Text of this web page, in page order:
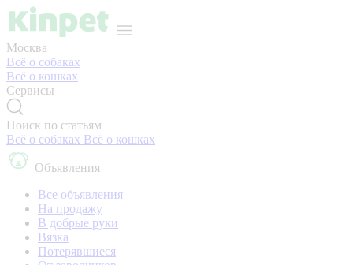
Москва
Всё о собаках
Всё о кошках
Сервисы
Поиск по статьям
Всё о собаках Всё о кошках
Объявления
Все объявления
На продажу
В добрые руки
Вязка
Потерявшиеся